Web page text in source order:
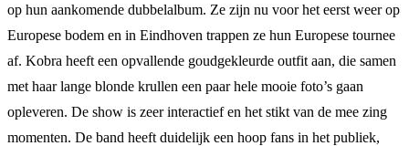
op hun aankomende dubbelalbum. Ze zijn nu voor het eerst weer op
Europese bodem en in Eindhoven trappen ze hun Europese tournee
af. Kobra heeft een opvallende goudgekleurde outfit aan, die samen
met haar lange blonde krullen een paar hele mooie foto’s gaan
opleveren. De show is zeer interactief en het stikt van de mee zing
momenten. De band heeft duidelijk een hoop fans in het publiek,